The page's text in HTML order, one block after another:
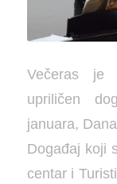
Večeras je
upriličen
januara,
Događaj koji
centar i